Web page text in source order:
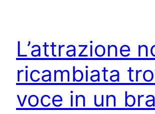
L’attrazione
ricambiata
voce in un